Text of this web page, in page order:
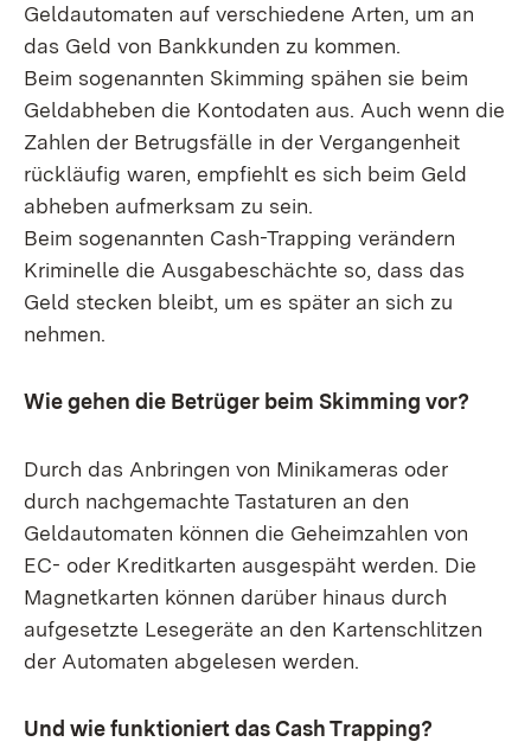
Geldautomaten auf verschiedene Arten, um an
das Geld von Bankkunden zu kommen.
Beim sogenannten Skimming spähen sie beim
Geldabheben die Kontodaten aus. Auch wenn die
Zahlen der Betrugsfälle in der Vergangenheit
rückläufig waren, empfiehlt es sich beim Geld
abheben aufmerksam zu sein.
Beim sogenannten Cash-Trapping verändern
Kriminelle die Ausgabeschächte so, dass das
Geld stecken bleibt, um es später an sich zu
nehmen.
Wie gehen die Betrüger beim Skimming vor?
Durch das Anbringen von Minikameras oder
durch nachgemachte Tastaturen an den
Geldautomaten können die Geheimzahlen von
EC- oder Kreditkarten ausgespäht werden. Die
Magnetkarten können darüber hinaus durch
aufgesetzte Lesegeräte an den Kartenschlitzen
der Automaten abgelesen werden.
Und wie funktioniert das Cash Trapping?